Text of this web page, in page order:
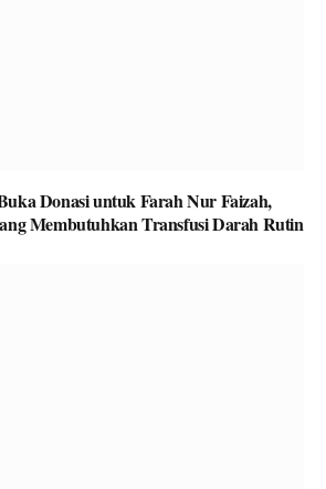
Donasi untuk Farah Nur Faizah,
Membutuhkan Transfusi Darah Rutin